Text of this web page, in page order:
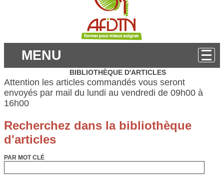
MENU
BIBLIOTHÈQUE D'ARTICLES
Attention les articles commandés vous seront
envoyés par mail du lundi au vendredi de 09h00 à
16h00
PAR MOT CLÉ